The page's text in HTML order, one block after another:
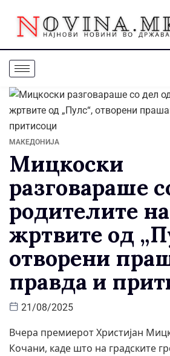
МАКЕДОНИЈА
Мицкоски
разговараше
родителите на
жртвите од
отворени
правда и
21/08/2025
Вчера премиерот Христијан
Кочани, каде што на градските